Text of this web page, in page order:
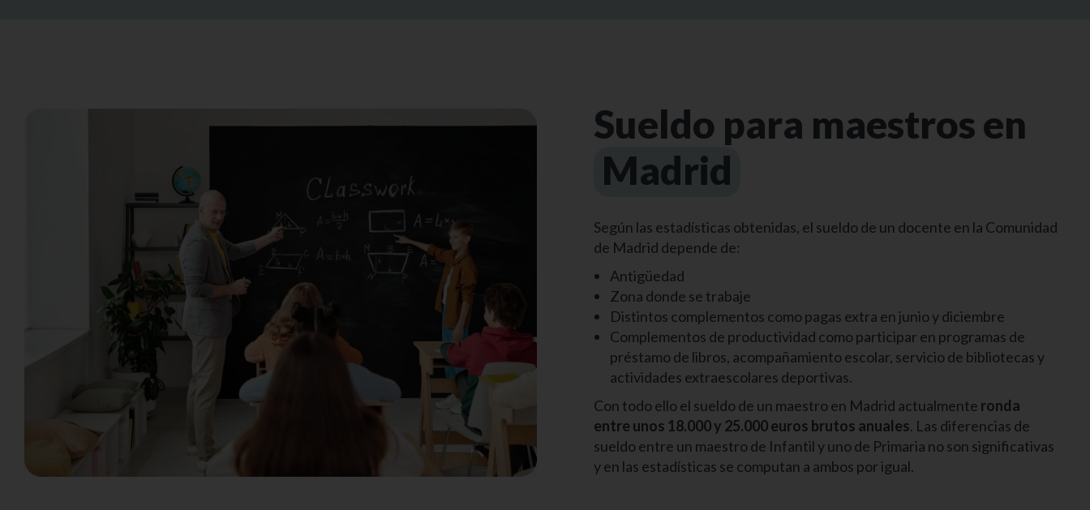
Sueldo para maestros en
Madrid
Según las estadísticas obtenidas, el sueldo de un docente en la Comunidad
de Madrid depende de:
Antigüedad
Zona donde se trabaje
Distintos complementos como pagas extra en junio y diciembre
Complementos de productividad como participar en programas de
préstamo de libros, acompañamiento escolar, servicio de bibliotecas y
actividades extraescolares deportivas.
Con todo ello el sueldo de un maestro en Madrid actualmente ronda
entre unos 18.000 y 25.000 euros brutos anuales. Las diferencias de
sueldo entre un maestro de Infantil y uno de Primaria no son significativas
y en las estadísticas se computan a ambos por igual.